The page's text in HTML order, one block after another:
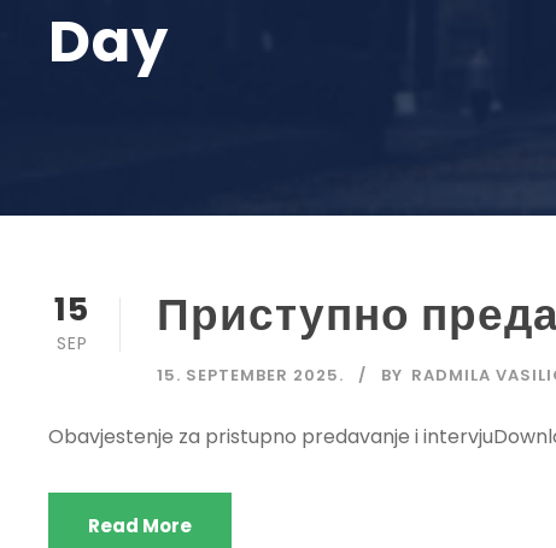
Day
15
SEP Приступно
15. SEPTEMBER 2025. BY RADMILA
Obavjestenje za pristupno predavanje i
Read More